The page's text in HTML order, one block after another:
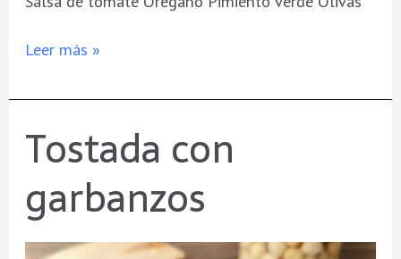
Leer más »
Tostada con
garbanzos
Tostada
con
garbanzos